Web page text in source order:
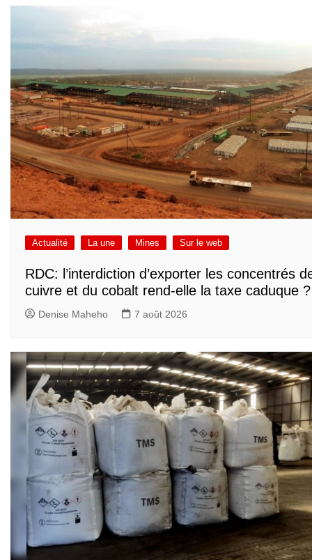
Actualité La une Mines Sur le web
RDC: l’interdiction d’exporter les concentrés
cuivre et du cobalt rend-elle la taxe caduque ?
Denise Maheho 7 août 2026